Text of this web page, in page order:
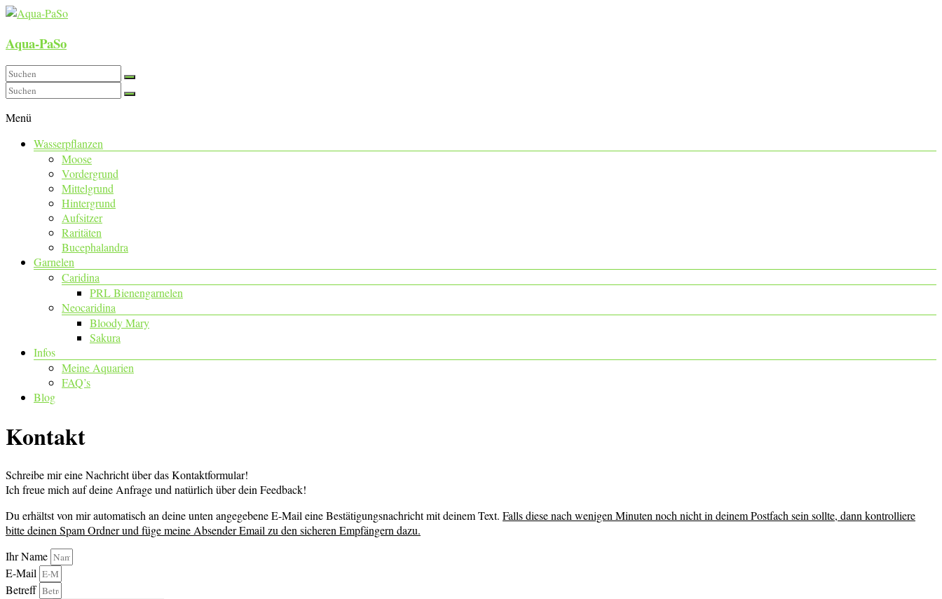
Aqua-PaSo
Menü
Wasserpflanzen
Moose
Vordergrund
Mittelgrund
Hintergrund
Aufsitzer
Raritäten
Bucephalandra
Garnelen
Caridina
PRL Bienengarnelen
Neocaridina
Bloody Mary
Sakura
Infos
Meine Aquarien
FAQ’s
Blog
Kontakt
Schreibe mir eine Nachricht über das Kontaktformular!
Ich freue mich auf deine Anfrage und natürlich über dein Feedback!
Du erhältst von mir automatisch an deine unten angegebene E-Mail eine Bestätigungsnachricht mit deinem Text. Falls diese nach wenigen Minuten noch nicht in deinem Postfach sein sollte, dann kontrolliere
bitte deinen Spam Ordner und füge meine Absender Email zu den sicheren Empfängern dazu.
Ihr Name
E-Mail
Betreff